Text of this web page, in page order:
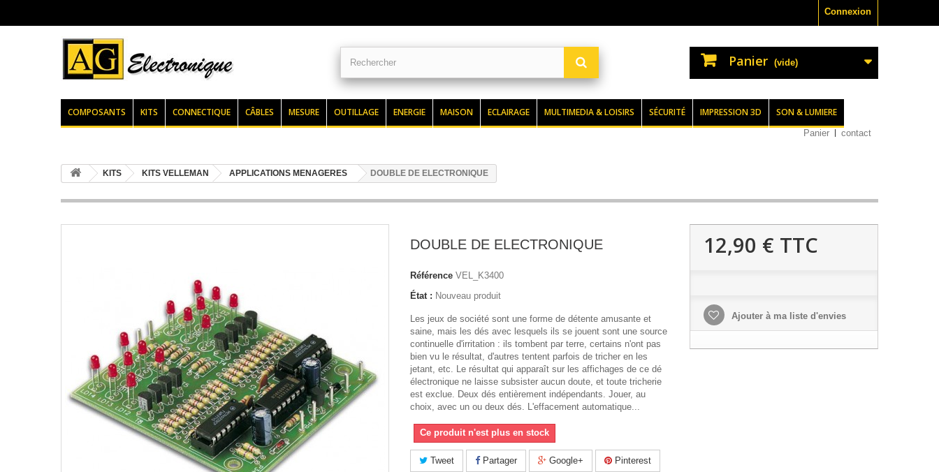
Connexion
Panier (vide)
COMPOSANTS KITS CONNECTIQUE CÂBLES MESURE OUTILLAGE ENERGIE MAISON ECLAIRAGE MULTIMEDIA & LOISIRS SÉCURITÉ IMPRESSION 3D SON & LUMIERE
Panier contact
KITS KITS VELLEMAN APPLICATIONS MENAGERES DOUBLE DE ELECTRONIQUE
DOUBLE DE ELECTRONIQUE
Référence VEL_K3400
État : Nouveau produit
Les jeux de société sont une forme de détente amusante et
saine, mais les dés avec lesquels ils se jouent sont une source
continuelle d'irritation : ils tombent par terre, certains n'ont pas
bien vu le résultat, d'autres tentent parfois de tricher en les
jetant, etc. Le résultat qui apparaît sur les affichages de ce dé
électronique ne laisse subsister aucun doute, et toute tricherie
est exclue. Deux dés entièrement indépendants. Jouer, au
choix, avec un ou deux dés. L'effacement automatique...
Ce produit n'est plus en stock
Tweet Partager Google+ Pinterest
12,90 € TTC
Ajouter à ma liste d'envies